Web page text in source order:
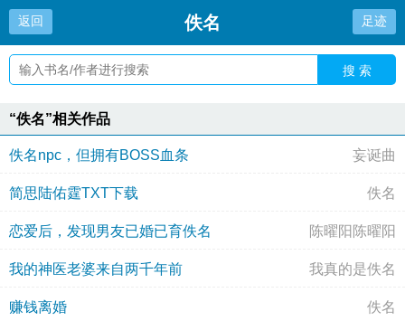
返回 佚名 足迹
搜 索
“佚名”相关作品
佚名npc，但拥有BOSS血条 妄诞曲
简思陆佑霆TXT下载 佚名
恋爱后，发现男友已婚已育佚名 陈曜阳陈曜阳
我的神医老婆来自两千年前 我真的是佚名
赚钱离婚 佚名